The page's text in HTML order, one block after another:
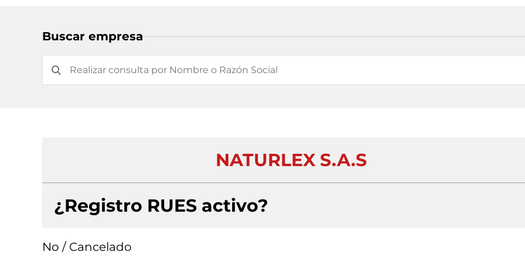
Buscar empresa
NATURLEX S.A.S
¿Registro RUES activo?
No / Cancelado